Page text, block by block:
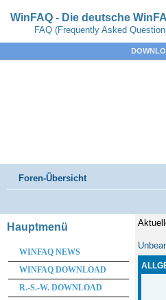
WinFAQ - Die deutsche
FAQ (Frequently Asked
Foren-Übersicht
Hauptmenü
WINFAQ NEWS
WINFAQ DOWNLOAD
R.-S.-W. DOWNLOAD